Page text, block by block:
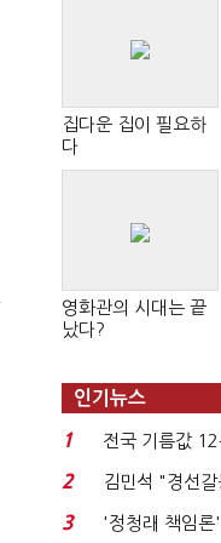
집다운 집이 필요하
다
영화관의 시대는 끝
났다?
인기뉴스
1
전국 기름값
발윳값 1909원
2
김민석 "경선
청래 "반명 공
3
'정청래 책임